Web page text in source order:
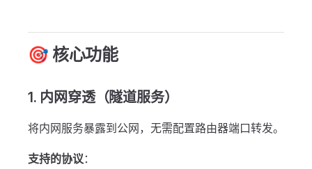
🎯 核心功能
1. 内网穿透（隧道服务）
将内网服务暴露到公网，无需配置路由器端口转发。
支持的协议：